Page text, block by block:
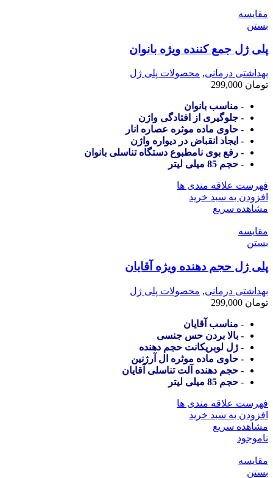
مقایسه
بستن
پلی ژل جمع کننده ویژه بانوان
بهداشتی درمانی, محصولات پلی ژل
تومان
- مناسب بانوان
- جلوگیری از افتادگی واژن
- حاوی ماده موثره عصاره انار
- ایجاد انقباض در دیواره واژن
- رفع بوی نامطبوع دستگاه تناسلی بانوان
- حجم 85 میلی لیتر
فهرست علاقه مندی ها
افزودن به سبد خرید
مشاهده سریع
مقایسه
بستن
پلی ژل حجم دهنده ویژه آقایان
بهداشتی درمانی, محصولات پلی ژل
تومان
- مناسب آقایان
- بالا بردن حس جنسی
- ژل لوبریکانت حجم دهنده
- حاوی ماده موثره ال آرژنین
- حجم دهنده آلت تناسلی آقایان
- حجم 85 میلی لیتر
فهرست علاقه مندی ها
افزودن به سبد خرید
مشاهده سریع
ناموجود
مقایسه
بستن